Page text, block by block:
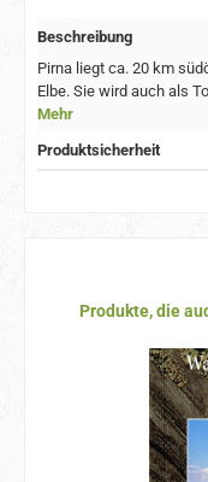
Beschreibung
Pirna liegt ca. 20 km
Elbe. Sie wird auch als
Mehr
Produktsicherheit
Produktgalerie
Produkte, die